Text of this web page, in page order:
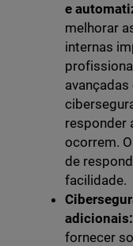
e
melhorar
internas
responder
ocorrem.
de
facilidade.
adicionais:
fornecer